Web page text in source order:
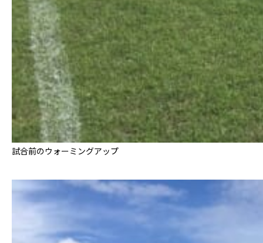
試合前のウォーミングアップ